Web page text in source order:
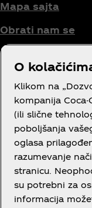
Mapa sajta
Obrati nam se
Uslovi korišćenja
Obaveštenje o
Podešavanja
Obaveštenje o
Izjava o
O
Klikom na
kompanija
(ili slične
poboljšanja
oglasa
razumevanje
stranicu.
su potrebni za
informacija